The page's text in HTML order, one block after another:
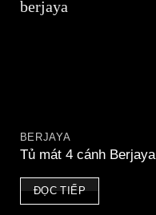
BERJAYA
Tủ mát 4 cánh Berjaya
ĐỌC TIẾP